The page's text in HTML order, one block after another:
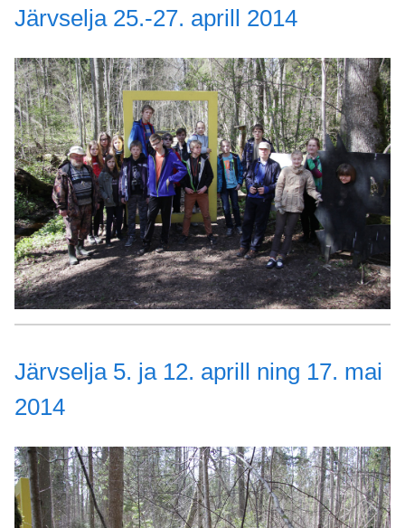
Järvselja 25.-27. aprill 2014
Järvselja 5. ja 12. aprill ning 17. mai
2014